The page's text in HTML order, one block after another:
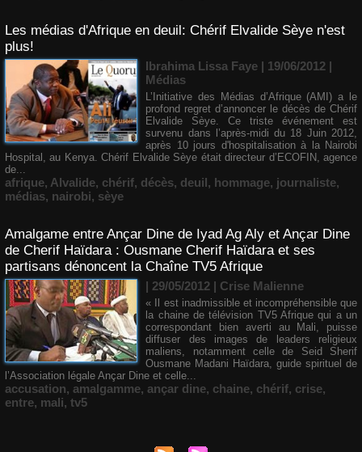
Les médias d'Afrique en deuil: Chérif Elvalide Sèye n'est
plus!
Ibrahima Lissa Faye | 19/06/2012 |
Médias
L’Initiative des Médias d’Afrique (AMI) a le
profond regret d’annoncer le décès de Chérif
Elvalide Sèye. Ce triste événement est
survenu dans l’après-midi du 18 Juin 2012,
après 10 jours d'hospitalisation à la Nairobi
Hospital, au Kenya. Chérif Elvalide Sèye était directeur d’ECOFIN, agence
de...
afrique, Alvalide, chérif, décès, deuil, hommage, journaliste,
médias, nairobi, sèye
Amalgame entre Ançar Dine de Iyad Ag Aly et Ançar Dine
de Cherif Haïdara : Ousmane Cherif Haïdara et ses
partisans dénoncent la Chaîne TV5 Afrique
| 29/05/2012 | Crise Malienne
« Il est inadmissible et incompréhensible que
la chaine de télévision TV5 Afrique qui a un
correspondant bien averti au Mali, puisse
diffuser des images de leaders religieux
maliens, notamment celle de Seid Sherif
Ousmane Madani Haïdara, guide spirituel de
l’Association légale Ançar Dine et celle...
accusation, amalgamme, ançar dine, chaine, chérif, crise,
entre, mali, tv5